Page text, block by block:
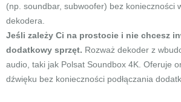
(np. soundbar, subwoofer) bez konieczności
dekodera.
Jeśli zależy Ci na prostocie i nie chcesz
dodatkowy sprzęt. Rozważ dekoder z
audio, taki jak Polsat Soundbox 4K. Oferuje
dźwięku bez konieczności podłączania